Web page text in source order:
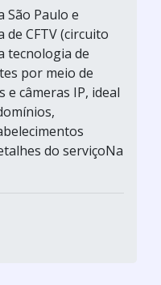
São Paulo e
de CFTV (circuito
tecnologia de
por meio de
e câmeras IP, ideal
do serviçoNa